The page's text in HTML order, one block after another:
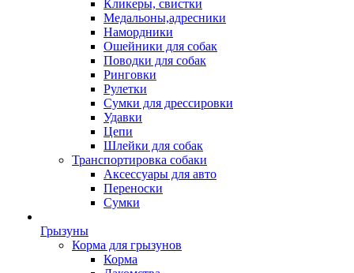
Кликеры, свистки
Медальоны,адресники
Намордники
Ошейники для собак
Поводки для собак
Ринговки
Рулетки
Сумки для дрессировки
Удавки
Цепи
Шлейки для собак
Транспортировка собаки
Аксессуары для авто
Переноски
Сумки
Грызуны
Корма для грызунов
Корма